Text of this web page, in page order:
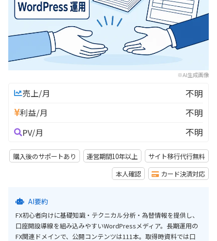
※AI生成画像
売上/月 不明
利益/月 不明
PV/月 不明
購入後のサポートあり 運営期間10年以上
サイト移行代行無料
本人確認
カード決済対応
AI要約
FX初心者向けに基礎知識・テクニカル分析・為替情報を提供し、
口座開設導線を組み込みやすいWordPressメディア。長期運用の
FX関連ドメインで、公開コンテンツは111本。取得時資料では口